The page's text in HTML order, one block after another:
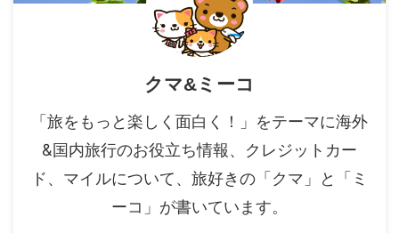
クマ&ミーコ
「旅をもっと楽しく面白く！」をテーマに海外
&国内旅行のお役立ち情報、クレジットカー
ド、マイルについて、旅好きの「クマ」と「ミ
ーコ」が書いています。